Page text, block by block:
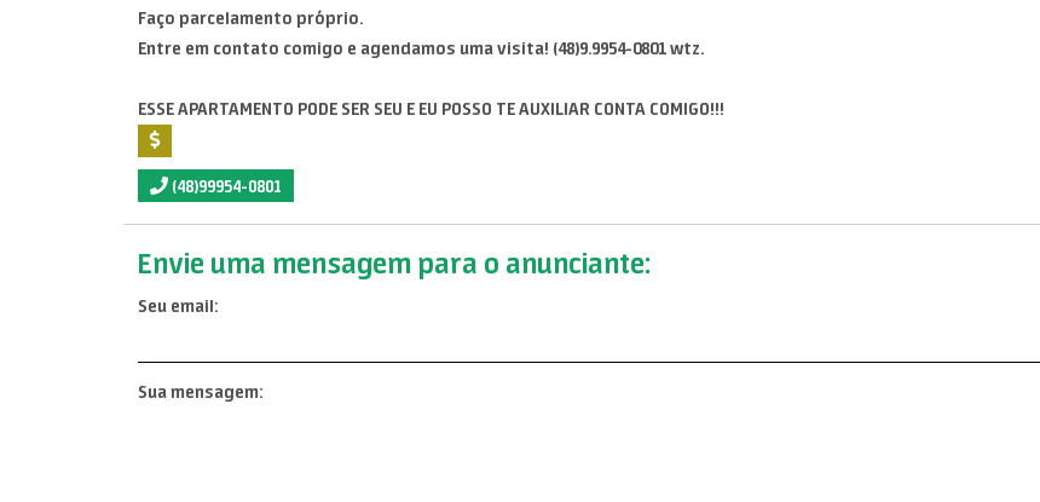
Faço parcelamento próprio.
Entre em contato comigo e agendamos uma visita! (48)9.9954-0801 wtz.
ESSE APARTAMENTO PODE SER SEU E EU POSSO TE AUXILIAR CONTA COMIGO!!!
(48)99954-0801
Envie uma mensagem para o anunciante:
Seu email:
Sua mensagem: